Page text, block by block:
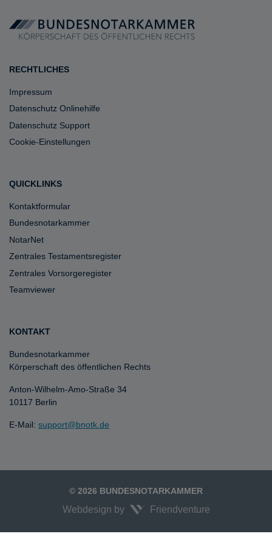
RECHTLICHES
Impressum
Datenschutz Onlinehilfe
Datenschutz Support
Cookie-Einstellungen
QUICKLINKS
Kontaktformular
Bundesnotarkammer
NotarNet
Zentrales Testamentsregister
Zentrales Vorsorgeregister
Teamviewer
KONTAKT
Bundesnotarkammer
Körperschaft des öffentlichen Rechts
Anton-Wilhelm-Amo-Straße 34
10117 Berlin
E-Mail: support@bnotk.de
© 2026 BUNDESNOTARKAMMER
Webdesign by Friendventure